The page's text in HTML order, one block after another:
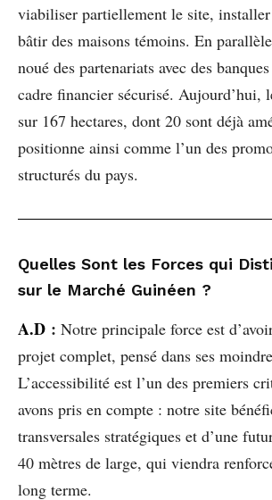
viabiliser partiellement le site,
bâtir des maisons témoins. En
noué des partenariats avec des
cadre financier sécurisé. Aujourd’hui,
sur 167 hectares, dont 20 sont déjà
positionne ainsi comme l’un des
structurés du pays.
Quelles Sont les Forces qui
sur le Marché Guinéen ?
A.D : Notre principale force est
projet complet, pensé dans ses
L’accessibilité est l’un des premiers
avons pris en compte : notre site
transversales stratégiques et d’une
40 mètres de large, qui viendra
long terme.